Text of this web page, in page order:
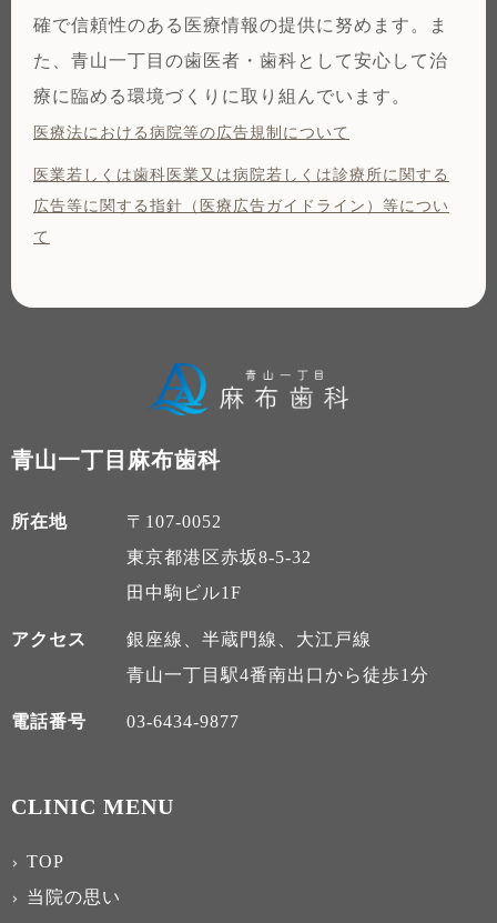
確で信頼性のある医療情報の提供に努めます。ま
た、青山一丁目の歯医者・歯科として安心して治
療に臨める環境づくりに取り組んでいます。
医療法における病院等の広告規制について
医業若しくは⻭科医業⼜は病院若しくは診療所に関する
広告等に関する指針（医療広告ガイドライン）等につい
て
青山一丁目麻布歯科
所在地
〒107-0052
東京都港区赤坂8-5-32
田中駒ビル1F
アクセス
銀座線、半蔵門線、大江戸線
青山一丁目駅4番南出口から徒歩1分
電話番号 03-6434-9877
CLINIC MENU
TOP
当院の思い